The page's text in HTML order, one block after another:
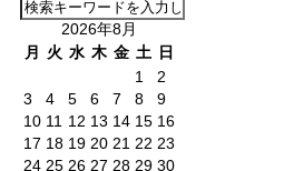
2026年8月
月
火 水 木 金 土 日
1
2
3
4 5 6 7 8
9
10 11 12 13 14 15 16
17 18 19 20 21 22 23
24 25 26 27 28 29 30